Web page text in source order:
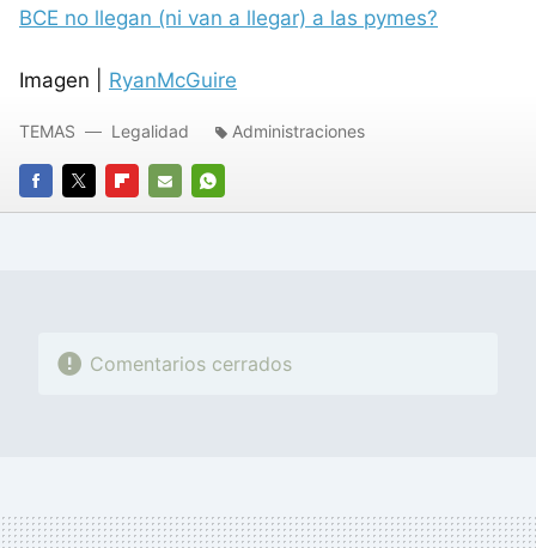
BCE no llegan (ni van a llegar) a las pymes?
Imagen | RyanMcGuire
FACEBOOK
TWITTERFLIPBOARD
E-
WHATSAPP
TEMAS Legalidad Administraciones
Comentarios cerrados